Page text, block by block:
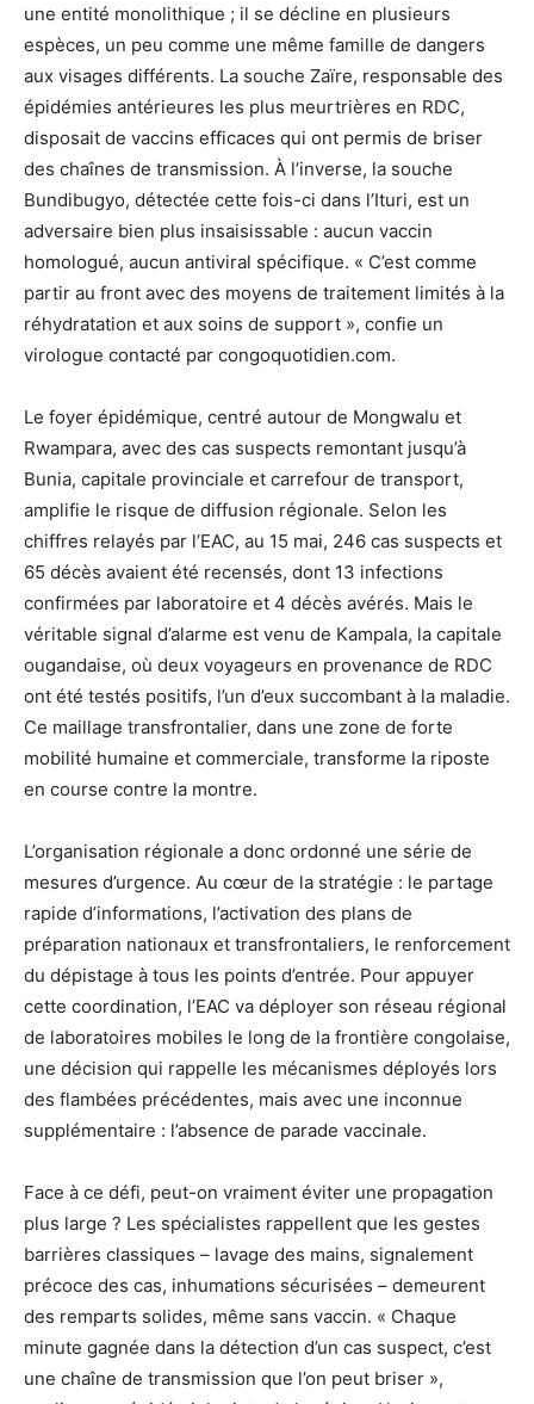
une entité monolithique ; il se décline en plusieurs
espèces, un peu comme une même famille de dangers
aux visages différents. La souche Zaïre, responsable des
épidémies antérieures les plus meurtrières en RDC,
disposait de vaccins efficaces qui ont permis de briser
des chaînes de transmission. À l’inverse, la souche
Bundibugyo, détectée cette fois-ci dans l’Ituri, est un
adversaire bien plus insaisissable : aucun vaccin
homologué, aucun antiviral spécifique. « C’est comme
partir au front avec des moyens de traitement limités à la
réhydratation et aux soins de support », confie un
virologue contacté par congoquotidien.com.
Le foyer épidémique, centré autour de Mongwalu et
Rwampara, avec des cas suspects remontant jusqu’à
Bunia, capitale provinciale et carrefour de transport,
amplifie le risque de diffusion régionale. Selon les
chiffres relayés par l’EAC, au 15 mai, 246 cas suspects et
65 décès avaient été recensés, dont 13 infections
confirmées par laboratoire et 4 décès avérés. Mais le
véritable signal d’alarme est venu de Kampala, la capitale
ougandaise, où deux voyageurs en provenance de RDC
ont été testés positifs, l’un d’eux succombant à la maladie.
Ce maillage transfrontalier, dans une zone de forte
mobilité humaine et commerciale, transforme la riposte
en course contre la montre.
L’organisation régionale a donc ordonné une série de
mesures d’urgence. Au cœur de la stratégie : le partage
rapide d’informations, l’activation des plans de
préparation nationaux et transfrontaliers, le renforcement
du dépistage à tous les points d’entrée. Pour appuyer
cette coordination, l’EAC va déployer son réseau régional
de laboratoires mobiles le long de la frontière congolaise,
une décision qui rappelle les mécanismes déployés lors
des flambées précédentes, mais avec une inconnue
supplémentaire : l’absence de parade vaccinale.
Face à ce défi, peut-on vraiment éviter une propagation
plus large ? Les spécialistes rappellent que les gestes
barrières classiques – lavage des mains, signalement
précoce des cas, inhumations sécurisées – demeurent
des remparts solides, même sans vaccin. « Chaque
minute gagnée dans la détection d’un cas suspect, c’est
une chaîne de transmission que l’on peut briser »,